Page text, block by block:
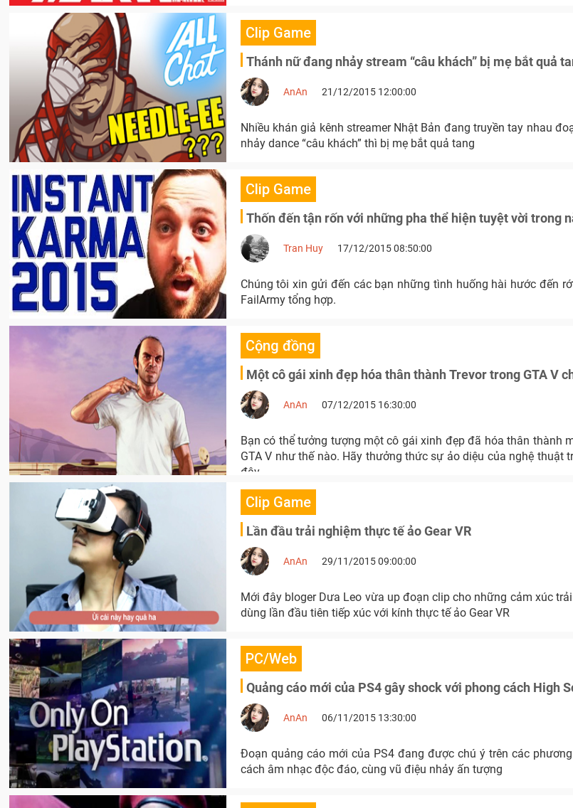
Clip Game
Thánh nữ đang nhảy stream “câu khách” bị mẹ bắt quả
AnAn 21/12/2015 12:00:00
Nhiều khán giả kênh streamer Nhật Bản đang truyền tay nhau
nhảy dance “câu khách” thì bị mẹ bắt quả tang
Clip Game
Thốn đến tận rốn với những pha thể hiện tuyệt vời trong
Tran Huy 17/12/2015 08:50:00
Chúng tôi xin gửi đến các bạn những tình huống hài hước đến
FailArmy tổng hợp.
Cộng đồng
Một cô gái xinh đẹp hóa thân thành Trevor trong GTA V
AnAn 07/12/2015 16:30:00
Bạn có thể tưởng tượng một cô gái xinh đẹp đã hóa thân thành
GTA V như thế nào. Hãy thưởng thức sự ảo diệu của nghệ thuật
đây
Clip Game
Lần đầu trải nghiệm thực tế ảo Gear VR
AnAn 29/11/2015 09:00:00
Mới đây bloger Dưa Leo vừa up đoạn clip cho những cảm xúc
dùng lần đầu tiên tiếp xúc với kính thực tế ảo Gear VR
PC/Web
Quảng cáo mới của PS4 gây shock với phong cách High
AnAn 06/11/2015 13:30:00
Đoạn quảng cáo mới của PS4 đang được chú ý trên các
cách âm nhạc độc đáo, cùng vũ điệu nhảy ấn tượng